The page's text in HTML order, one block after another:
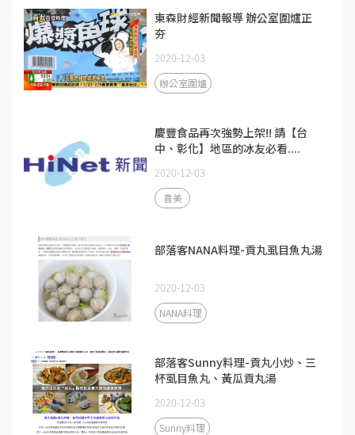
東森財經新聞報導 辦公室圍爐正
夯
2020-12-03
辦公室圍爐
慶豐食品再次強勢上架!! 請【台
中、彰化】地區的冰友必看....
2020-12-03
喜美
部落客NANA料理-貢丸虱目魚丸湯
2020-12-03
NANA料理
部落客Sunny料理-貢丸小炒、三
杯虱目魚丸、黃瓜貢丸湯
2020-12-03
Sunny料理